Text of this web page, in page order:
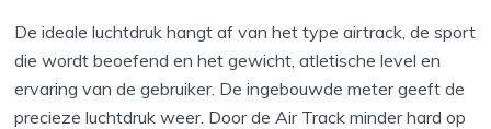
De ideale luchtdruk hangt af van het type airtrack, de sport
die wordt beoefend en het gewicht, atletische level en
ervaring van de gebruiker. De ingebouwde meter geeft de
precieze luchtdruk weer. Door de Air Track minder hard op